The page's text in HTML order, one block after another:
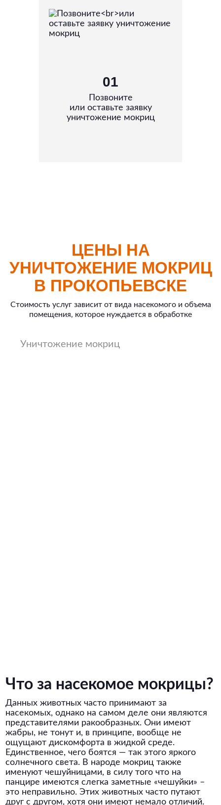
01
Позвоните
или оставьте заявку
уничтожение мокриц
ЦЕНЫ НА
УНИЧТОЖЕНИЕ МОКРИЦ
В ПРОКОПЬЕВСКЕ
Стоимость услуг зависит от вида насекомого и объема
помещения, которое нуждается в обработке
Уничтожение мокриц
Что за насекомое мокрицы?
Данных животных часто принимают за
насекомых, однако на самом деле они являются
представителями ракообразных. Они имеют
жабры, не тонут и, в принципе, вообще не
ощущают дискомфорта в жидкой среде.
Единственное, чего боятся — так этого яркого
солнечного света. В народе мокриц также
именуют чешуйницами, в силу того что на
панцире имеются слегка заметные «чешуйки» –
это неправильно. Этих животных часто путают
друг с другом, хотя они имеют немало отличий.